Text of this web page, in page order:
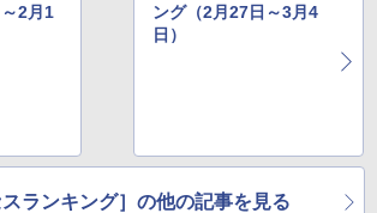
2月1
ング（2月27日～3月4
日）
スランキング］の他の記事を見る